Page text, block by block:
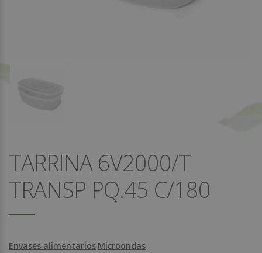
TARRINA 6V2000/T
TRANSP PQ.45 C/180
Envases alimentarios Microondas